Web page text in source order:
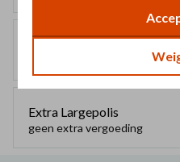
Extra Largepolis
geen extra vergoeding